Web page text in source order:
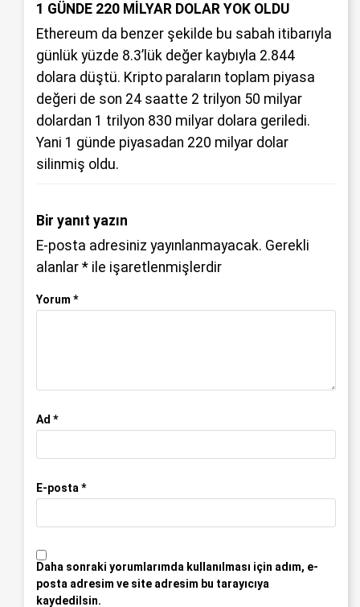
1 GÜNDE 220 MİLYAR DOLAR YOK OLDU
Ethereum da benzer şekilde bu sabah itibarıyla
günlük yüzde 8.3’lük değer kaybıyla 2.844
dolara düştü. Kripto paraların toplam piyasa
değeri de son 24 saatte 2 trilyon 50 milyar
dolardan 1 trilyon 830 milyar dolara geriledi.
Yani 1 günde piyasadan 220 milyar dolar
silinmiş oldu.
Bir yanıt yazın
E-posta adresiniz yayınlanmayacak. Gerekli
alanlar * ile işaretlenmişlerdir
Yorum *
Ad *
E-posta *
Daha sonraki yorumlarımda kullanılması için adım, e-
posta adresim ve site adresim bu tarayıcıya
kaydedilsin.